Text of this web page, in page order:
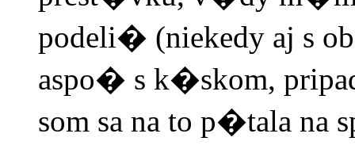
podeli� (niekedy aj s
aspo� s k�skom,
som sa na to p�tala na